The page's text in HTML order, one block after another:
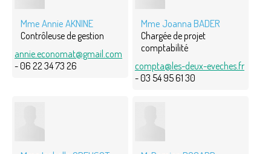
Mme Annie AKNINE
Contrôleuse de gestion
annie.economat@gmail.com
- 06 22 34 73 26
Mme Joanna BADER
Chargée de projet
comptabilité
compta@les-deux-eveches.fr
- 03 54 95 61 30